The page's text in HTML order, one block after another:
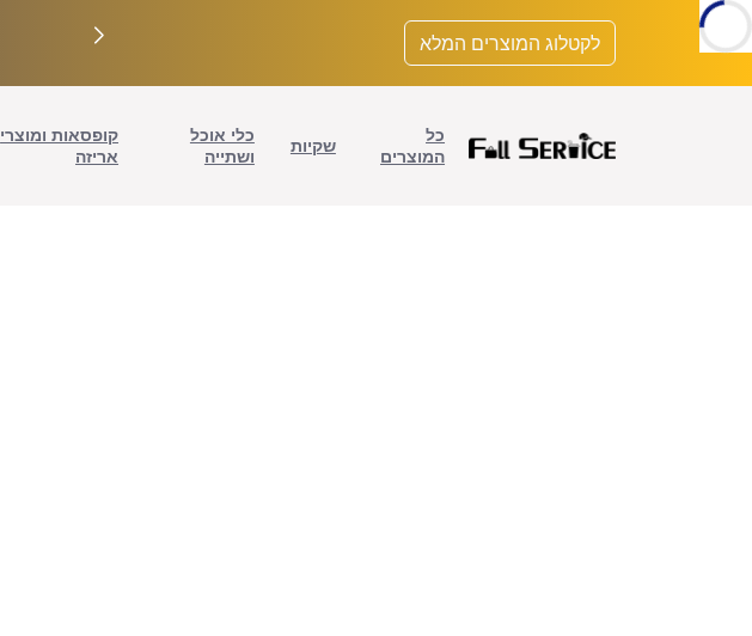
לתוכן
לקטלוג המוצרים המלא
כל
המוצרים
שקיות
כלי אוכל
ושתייה
קופסאות ומוצרי
אריזה